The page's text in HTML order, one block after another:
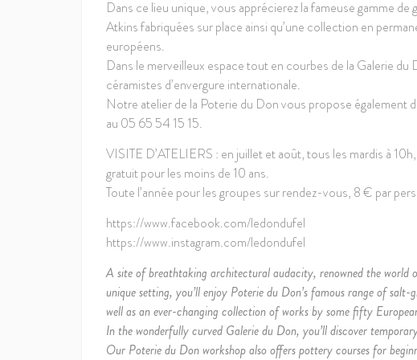
Dans ce lieu unique, vous apprécierez la fameuse gamme
Atkins fabriquées sur place ainsi qu’une collection en
européens.
Dans le merveilleux espace tout en courbes de la Galerie
céramistes d’envergure internationale.
Notre atelier de la Poterie du Don vous propose également
au 05 65 54 15 15.
VISITE D’ATELIERS : en juillet et août, tous les mardis à
gratuit pour les moins de 10 ans.
Toute l’année pour les groupes sur rendez-vous, 8 € par
https://www.facebook.com/ledondufel
https://www.instagram.com/ledondufel
A site of breathtaking architectural audacity, renowned the
unique setting, you’ll enjoy Poterie du Don’s famous range of
well as an ever-changing collection of works by some fifty
In the wonderfully curved Galerie du Don, you’ll discover
Our Poterie du Don workshop also offers pottery courses for